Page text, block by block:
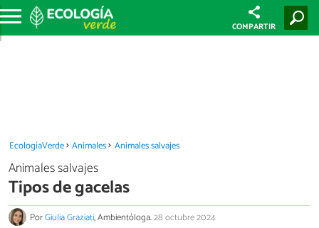
COMPARTIR
EcologíaVerde Animales Animales salvajes
Animales salvajes
Tipos de gacelas
PorGiulia Graziati, Ambientóloga.28 octubre 2024